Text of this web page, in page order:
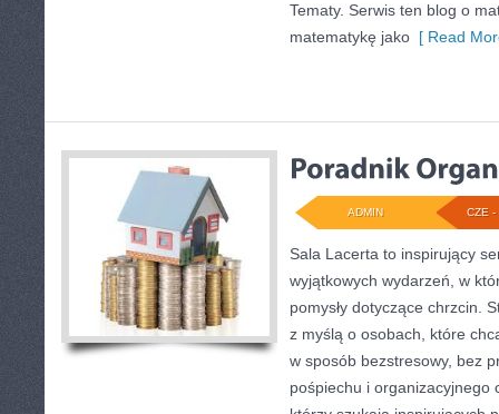
Tematy. Serwis ten blog o
matematykę jako [ Read
CZE -
ADMIN
Sala Lacerta to inspirujący
wyjątkowych wydarzeń, w
pomysły dotyczące chrzcin.
z myślą o osobach, które
w sposób bezstresowy, bez
pośpiechu i organizacyjnego